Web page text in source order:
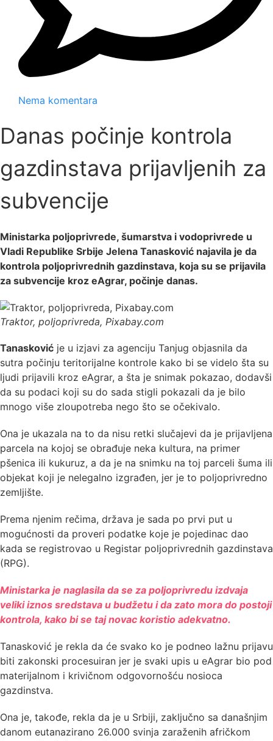
Nema komentara
Danas počinje kontrola
gazdinstava prijavljenih za
subvencije
Ministarka poljoprivrede, šumarstva i vodoprivrede u
Vladi Republike Srbije Jelena Tanasković najavila je da
kontrola poljoprivrednih gazdinstava, koja su se prijavila
za subvencije kroz eAgrar, počinje danas.
Traktor, poljoprivreda, Pixabay.com
Tanasković je u izjavi za agenciju Tanjug objasnila da
sutra počinju teritorijalne kontrole kako bi se videlo šta su
ljudi prijavili kroz eAgrar, a šta je snimak pokazao, dodavši
da su podaci koji su do sada stigli pokazali da je bilo
mnogo više zloupotreba nego što se očekivalo.
Ona je ukazala na to da nisu retki slučajevi da je prijavljena
parcela na kojoj se obrađuje neka kultura, na primer
pšenica ili kukuruz, a da je na snimku na toj parceli šuma ili
objekat koji je nelegalno izgrađen, jer je to poljoprivredno
zemljište.
Prema njenim rečima, država je sada po prvi put u
mogućnosti da proveri podatke koje je pojedinac dao
kada se registrovao u Registar poljoprivrednih gazdinstava
(RPG).
Ministarka je naglasila da se za poljoprivredu izdvaja
veliki iznos sredstava u budžetu i da zato mora do postoji
kontrola, kako bi se taj novac koristio adekvatno.
Tanasković je rekla da će svako ko je podneo lažnu prijavu
biti zakonski procesuiran jer je svaki upis u eAgrar bio pod
materijalnom i krivičnom odgovornošću nosioca
gazdinstva.
Ona je, takođe, rekla da je u Srbiji, zaključno sa današnjim
danom eutanazirano 26.000 svinja zaraženih afričkom